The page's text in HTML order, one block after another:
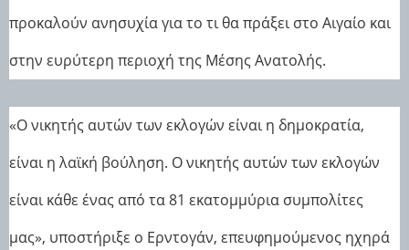
προκαλούν ανησυχία για το τι θα πράξει στο Αιγαίο και
στην ευρύτερη περιοχή της Μέσης Ανατολής.
«Ο νικητής αυτών των εκλογών είναι η δημοκρατία,
είναι η λαϊκή βούληση. Ο νικητής αυτών των εκλογών
είναι κάθε ένας από τα 81 εκατομμύρια συμπολίτες
μας», υποστήριξε ο Ερντογάν, επευφημούμενος ηχηρά